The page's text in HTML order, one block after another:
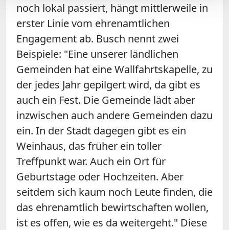
noch lokal passiert, hängt mittlerweile in
erster Linie vom ehrenamtlichen
Engagement ab. Busch nennt zwei
Beispiele: "Eine unserer ländlichen
Gemeinden hat eine Wallfahrtskapelle, zu
der jedes Jahr gepilgert wird, da gibt es
auch ein Fest. Die Gemeinde lädt aber
inzwischen auch andere Gemeinden dazu
ein. In der Stadt dagegen gibt es ein
Weinhaus, das früher ein toller
Treffpunkt war. Auch ein Ort für
Geburtstage oder Hochzeiten. Aber
seitdem sich kaum noch Leute finden, die
das ehrenamtlich bewirtschaften wollen,
ist es offen, wie es da weitergeht." Diese